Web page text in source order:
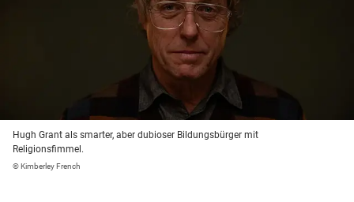
Hugh Grant als smarter, aber dubioser Bildungsbürger mit
Religionsfimmel.
© Kimberley French